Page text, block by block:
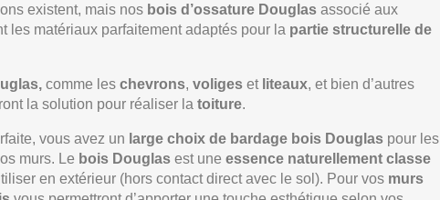
existent, mais nos bois d’ossature Douglas associé aux
les matériaux parfaitement adaptés pour la partie structurelle de
comme leschevrons,voliges et liteaux, et bien d’autres
la solution pour réaliser latoiture.
vous avez un large choix de bardage bois Douglas pour les
murs. Le bois Douglas est uneessence naturellement classe
en extérieur (hors contact direct avec le sol). Pour vos murs